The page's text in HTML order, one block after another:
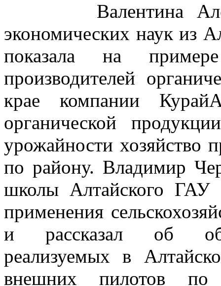
Валентина
экономических наук из
показала на
производителей
крае компании
органической
урожайности хозяйство
по району. Владимир
школы Алтайского ГАУ
применения
и рассказал об
реализуемых в
внешних пилотов